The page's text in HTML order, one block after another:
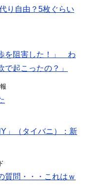
り自由？5枚ぐらい
を阻害した！」 わ
起こったの？」
」（タイバニ）：新
質問・・・これはｗ